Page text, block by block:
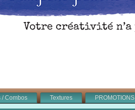
/ Combos Textures PROMOTIONS